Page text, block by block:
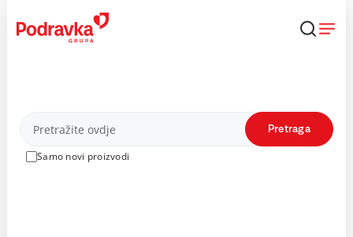
content
Proizvodi
Samo novi proizvodi
Pretraga